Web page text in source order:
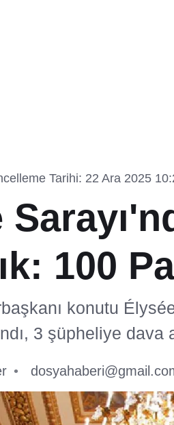
Tarihi: 22 Ara 2025
100
konutu
3 şüpheliye dava